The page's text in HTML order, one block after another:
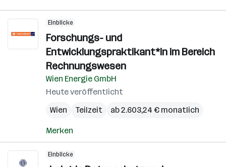
Einblicke
Forschungs- und
Entwicklungspraktikant*in im Bereich
Rechnungswesen
Wien Energie GmbH
Heute veröffentlicht
Wien
Teilzeit ab 2.603,24 € monatlich
Merken
Einblicke